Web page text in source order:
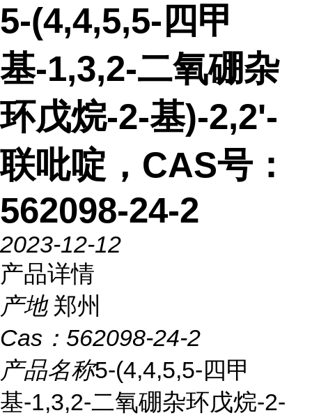
5-(4,4,5,5-四甲
基-1,3,2-二氧硼杂
环戊烷-2-基)-2,2'-
联吡啶，CAS号：
562098-24-2
2023-12-12
产品详情
产地 郑州
Cas： 562098-24-2
产品名称5-(4,4,5,5-四甲
基-1,3,2-二氧硼杂环戊烷-2-